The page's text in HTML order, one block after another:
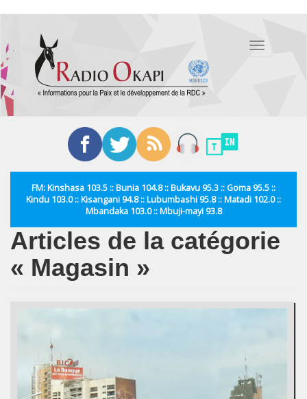
contenu
principal
Toggle
FM: Kinshasa 103.5 :: Bunia 104.8 :: Bukavu 95.3 :: Goma 95.5 ::
Kindu 103.0 :: Kisangani 94.8 :: Lubumbashi 95.8 :: Matadi 102.0 ::
Mbandaka 103.0 :: Mbuji-mayi 93.8
Articles de la catégorie
« Magasin »